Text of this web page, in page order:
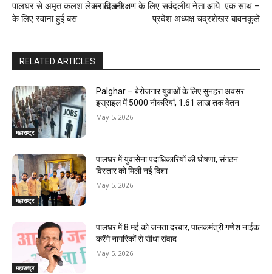
पालघर से अमृत कलश लेकर दिल्ली
के लिए रवाना हुई बस
मराठा आरक्षण के लिए सर्वदलीय नेता आये एक साथ –
प्रदेश अध्यक्ष चंद्रशेखर बावनकुले
RELATED ARTICLES
महाराष्ट्र
Palghar – बेरोजगार युवाओं के लिए सुनहरा अवसर:
इस्राइल में 5000 नौकरियां, ₹1.61 लाख तक वेतन
May 5, 2026
महाराष्ट्र
पालघर में युवासेना पदाधिकारियों की घोषणा, संगठन
विस्तार को मिली नई दिशा
May 5, 2026
महाराष्ट्र
पालघर में 8 मई को जनता दरबार, पालकमंत्री गणेश नाईक
करेंगे नागरिकों से सीधा संवाद
May 5, 2026